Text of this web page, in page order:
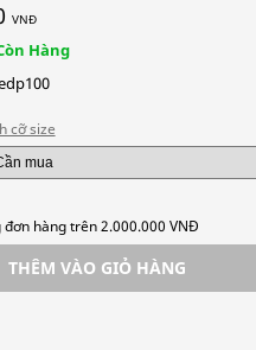
VNĐ
Hàng
cỡ size
đơn hàng trên 2.000.000 VNĐ
THÊM VÀO GIỎ HÀNG